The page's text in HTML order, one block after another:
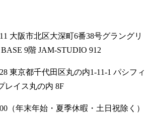
大阪市北区大深町6番38号グラングリ
9階 JAM-STUDIO 912
東京都千代田区丸の内1-11-1 パシフィ
レイス丸の内 8F
（年末年始・夏季休暇・土日祝除く）